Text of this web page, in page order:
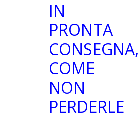
IN
PRONTA
CONSEGNA,
COME
NON
PERDERLE